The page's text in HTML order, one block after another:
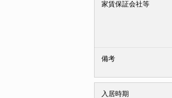
家賃保証会社等
備考
入居時期